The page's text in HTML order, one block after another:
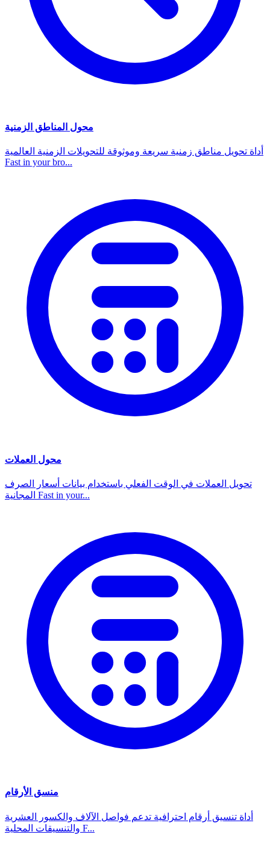
محول المناطق الزمنية
أداة تحويل مناطق زمنية سريعة وموثوقة للتحويلات الزمنية العالمية
Fast in your bro...
محول العملات
تحويل العملات في الوقت الفعلي باستخدام بيانات أسعار الصرف
المجانية Fast in your...
منسق الأرقام
أداة تنسيق أرقام احترافية تدعم فواصل الآلاف والكسور العشرية
والتنسيقات المحلية F...